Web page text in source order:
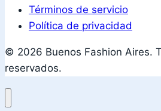
Términos de servicio
Política de privacidad
© 2026 Buenos Fashion Aires.
reservados.